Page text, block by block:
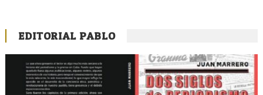
EDITORIAL PABLO